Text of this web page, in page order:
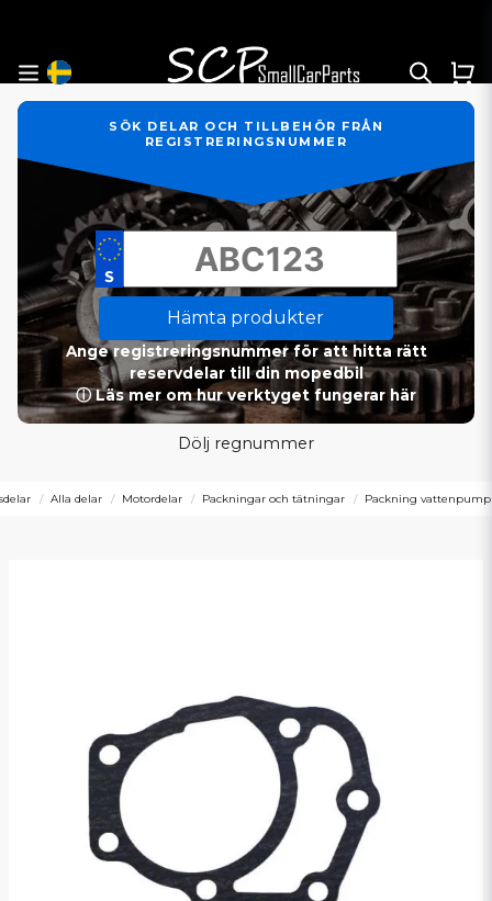
SÖK DELAR OCH TILLBEHÖR FRÅN
REGISTRERINGSNUMMER
Hämta produkter
Ange registreringsnummer för att hitta rätt
reservdelar till din mopedbil
ⓘ Läs mer om hur verktyget fungerar här
Dölj regnummer
Alla delar Motordelar Packningar och tätningar Packning